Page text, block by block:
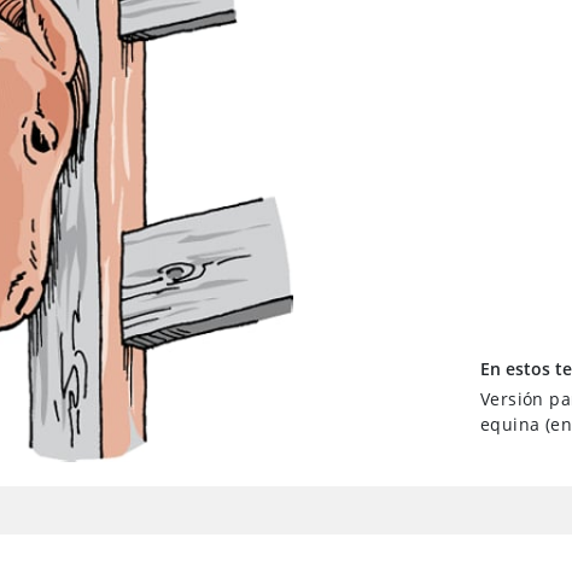
En estos
Versión
equina